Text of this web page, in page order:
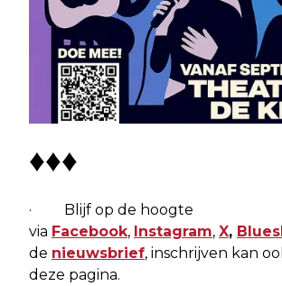
♦♦♦
· Blijf op de hoogte
via Facebook, Instagram, X,
de nieuwsbrief, inschrijven kan
deze pagina.